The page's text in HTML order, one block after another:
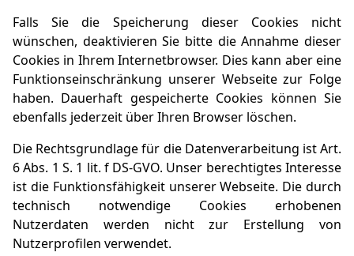
Falls Sie die Speicherung dieser Cookies nicht
wünschen, deaktivieren Sie bitte die Annahme dieser
Cookies in Ihrem Internetbrowser. Dies kann aber eine
Funktionseinschränkung unserer Webseite zur Folge
haben. Dauerhaft gespeicherte Cookies können Sie
ebenfalls jederzeit über Ihren Browser löschen.
Die Rechtsgrundlage für die Datenverarbeitung ist Art.
6 Abs. 1 S. 1 lit. f DS-GVO. Unser berechtigtes Interesse
ist die Funktionsfähigkeit unserer Webseite. Die durch
technisch notwendige Cookies erhobenen
Nutzerdaten werden nicht zur Erstellung von
Nutzerprofilen verwendet.